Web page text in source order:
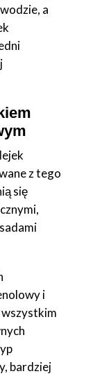
a
z tego
się
i
wszystkim
bardziej